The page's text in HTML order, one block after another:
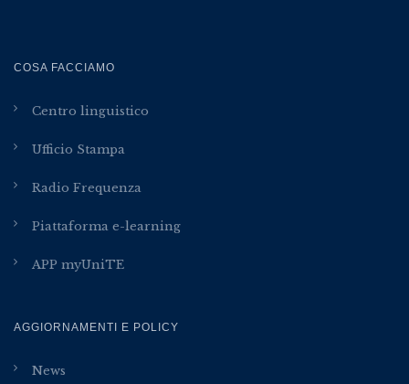
COSA FACCIAMO
Centro linguistico
Ufficio Stampa
Radio Frequenza
Piattaforma e-learning
APP myUniTE
AGGIORNAMENTI E POLICY
News